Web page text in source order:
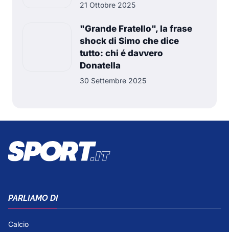
21 Ottobre 2025
"Grande Fratello", la frase
shock di Simo che dice
tutto: chi é davvero
Donatella
30 Settembre 2025
PARLIAMO DI
Calcio